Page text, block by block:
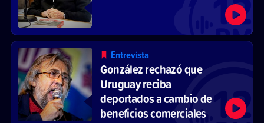
Entrevista
González rechazó que
Uruguay reciba
deportados a cambio de
beneficios comerciales